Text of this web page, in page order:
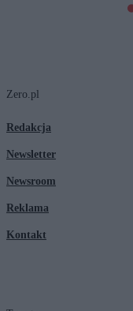
Zero.pl
Redakcja
Newsletter
Newsroom
Reklama
Kontakt